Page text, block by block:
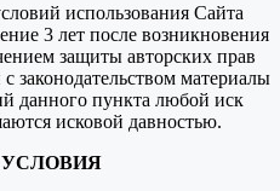
использования Сайта
3 лет после возникновения
защиты авторских прав
законодательством материалы
данного пункта любой иск
исковой давностью.